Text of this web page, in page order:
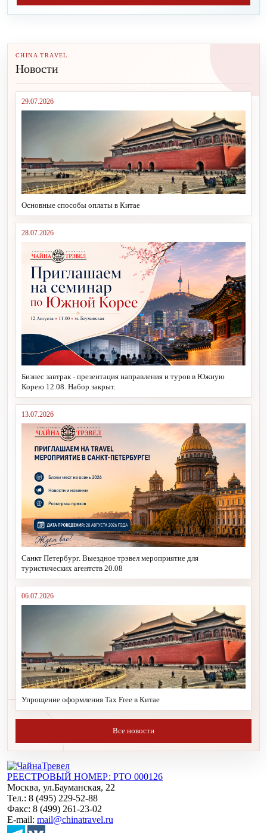
CHINA TRAVEL
Новости
29.07.2026
Основные способы оплаты в Китае
28.07.2026
Бизнес завтрак - презентация направления и туров в Южную
Корею 12.08. Набор закрыт.
13.07.2026
Санкт Петербург. Выездное трэвел мероприятие для
туристических агентств 20.08
06.07.2026
Упрощение оформления Tax Free в Китае
Все новости
РЕЕСТРОВЫЙ НОМЕР: РТО 000126
Москва, ул.Бауманская, 22
Тел.: 8 (495) 229-52-88
Факс: 8 (499) 261-23-02
E-mail: mail@chinatravel.ru